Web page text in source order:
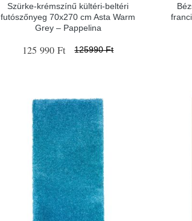
Szürke-krémszínű kültéri-beltéri
futószőnyeg 70x270 cm Asta Warm
Grey – Pappelina
125 990 Ft 125990 Ft